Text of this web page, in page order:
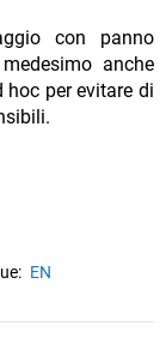
con panno
anche
per evitare di
EN